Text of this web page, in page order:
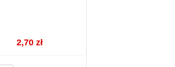
2,70 zł